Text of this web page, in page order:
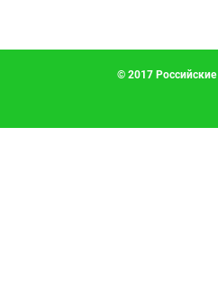
© 2017